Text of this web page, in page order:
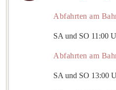
Abfahrten am
SA und SO 11:00
Abfahrten am
SA und SO 13:00